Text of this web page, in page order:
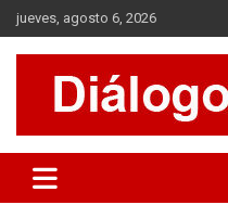
Saltar
al
contenido
jueves, agosto 6, 2026
Diálogo
Se tratan diversos temas de
aporte a la sociedad,